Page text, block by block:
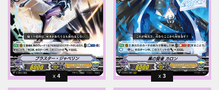
4 3